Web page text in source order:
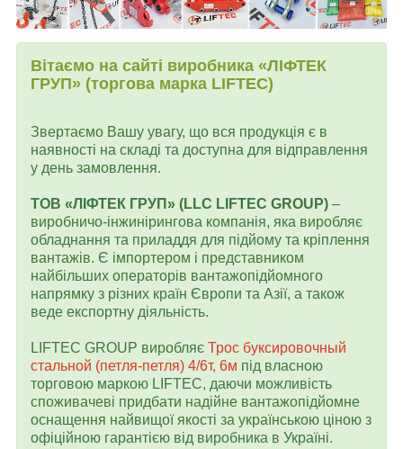
Вітаємо на сайті виробника «ЛІФТЕК
ГРУП» (торгова марка LIFTEC)
Звертаємо Вашу увагу, що вся продукція є в
наявності на складі та доступна для відправлення
у день замовлення.
ТОВ «ЛІФТЕК ГРУП» (LLC LIFTEC GROUP) –
виробничо-інжинірингова компанія, яка виробляє
обладнання та приладдя для підйому та кріплення
вантажів. Є імпортером і представником
найбільших операторів вантажопідйомного
напрямку з різних країн Європи та Азії, а також
веде експортну діяльність.
LIFTEC GROUP виробляє Трос буксировочный
стальной (петля-петля) 4/6т, 6м під власною
торговою маркою LIFTEC, даючи можливість
споживачеві придбати надійне вантажопідйомне
оснащення найвищої якості за українською ціною з
офіційною гарантією від виробника в Україні.